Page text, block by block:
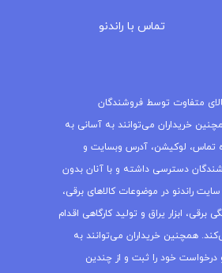
تماس با راندنو
متفاوت توسط فروشندگان
خریداران می‌توانند به آسانی به
تماس، لوکیشن، آدرس وبسایت و
دسترسی داشته و با آنان بدون
راندنو در موضوعات کالاهای برقی،
برقی، ابزار یراق و تولید کارگاهی اقدام
همچنین خریداران می‌توانند به
درخواست خود را ثبت و از چندین